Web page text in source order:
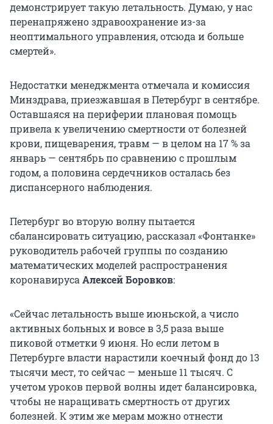
демонстрирует такую летальность. Думаю, у нас
перенапряжено здравоохранение из-за
неоптимального управления, отсюда и больше
смертей».
Недостатки менеджмента отмечала и комиссия
Минздрава, приезжавшая в Петербург в сентябре.
Оставшаяся на периферии плановая помощь
привела к увеличению смертности от болезней
крови, пищеварения, травм — в целом на 17 % за
январь — сентябрь по сравнению с прошлым
годом, а половина сердечников осталась без
диспансерного наблюдения.
Петербург во вторую волну пытается
сбалансировать ситуацию, рассказал «Фонтанке»
руководитель рабочей группы по созданию
математических моделей распространения
коронавирусаАлексей Боровков:
«Сейчас летальность выше июньской, а число
активных больных и вовсе в 3,5 раза выше
пиковой отметки 9 июня. Но если летом в
Петербурге власти нарастили коечный фонд до 13
тысячи мест, то сейчас — меньше 11 тысяч. С
учетом уроков первой волны идет балансировка,
чтобы не наращивать смертность от других
болезней. К этим же мерам можно отнести